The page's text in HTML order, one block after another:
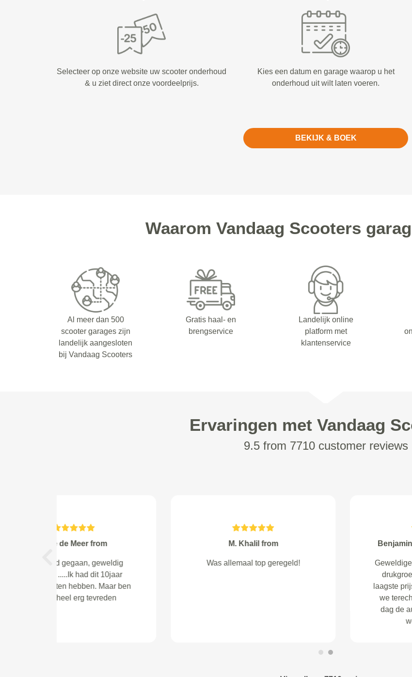
Selecteer op onze website uw scooter onderhoud
& u ziet direct onze voordeelprijs.
Kies een datum en garage waarop u het
onderhoud uit wilt laten voeren.
BEKIJK & BOEK
Waarom Vandaag Scooters
Al meer dan 500
scooter garages zijn
landelijk aangesloten
bij Vandaag Scooters
Gratis haal- en
brengservice
Landelijk online
platform met
klantenservice
Ervaringen met Vandaag
9.5 from 7710 customer reviews
Benjamin from 's-Gravenhage
Geweldige service!! Koppeling en
drukgroep vervangen voor de
laagste prijs. 2 dagen later konden
we terecht en hadden dezelfde
Ik heb het genoegen gehad om de
APK van mijn BMW te maken,
alles ging geweldig. Goed advies
Previous